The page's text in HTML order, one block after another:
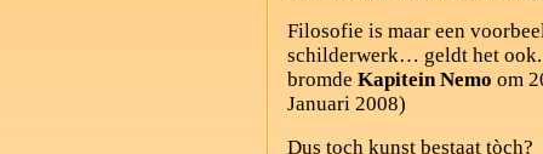
Filosofie is maar een
schilderwerk… geldt het ook.
bromde Kapitein Nemo om
Januari 2008)
Dus toch kunst bestaat tòch?